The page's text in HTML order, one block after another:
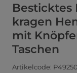
Besticktes
kragen
mit
Taschen
Artikelcode: